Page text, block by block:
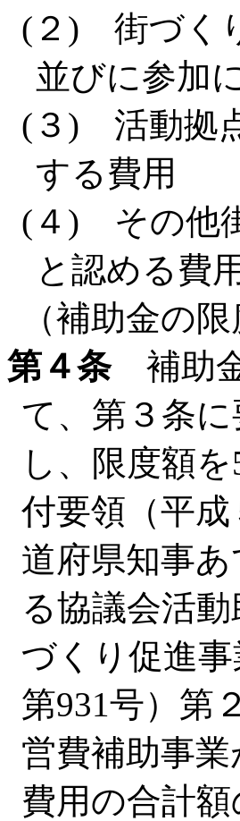
(２) 街づく
並びに参加
(３) 活動拠
する費用
(４) その他
と認める費用
（補助金の限
第４条補助金
て、第３条
し、限度額
付要領（平
道府県知事
る協議会活
づくり促進
第931号）第
営費補助事
費用の合計